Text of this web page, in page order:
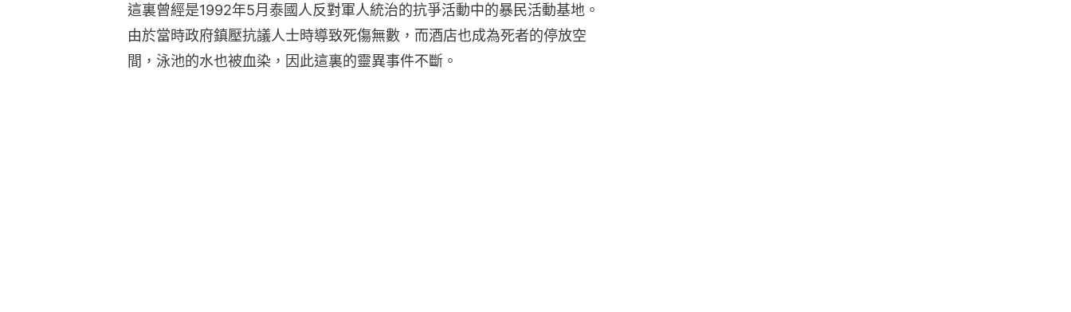
這裏曾經是1992年5月泰國人反對軍人統治的抗爭活動中的暴民活動基地。
由於當時政府鎮壓抗議人士時導致死傷無數，而酒店也成為死者的停放空
間，泳池的水也被血染，因此這裏的靈異事件不斷。